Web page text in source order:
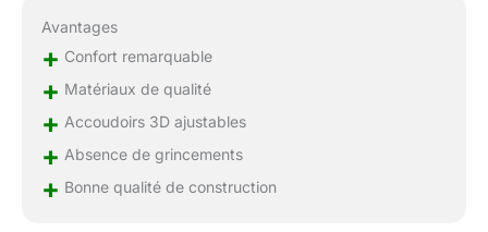
Avantages
+ Confort remarquable
+ Matériaux de qualité
+ Accoudoirs 3D ajustables
+ Absence de grincements
+ Bonne qualité de construction